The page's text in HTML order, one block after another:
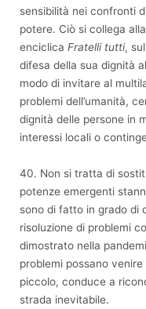
sensibilità nei confronti
potere. Ciò si collega
enciclica Fratelli tutti,
difesa della sua dignità
modo di invitare al
problemi dell’umanità,
dignità delle persone in
interessi locali o
40. Non si tratta di
potenze emergenti
sono di fatto in grado di
risoluzione di problemi
dimostrato nella
problemi possano
piccolo, conduce a
strada inevitabile.